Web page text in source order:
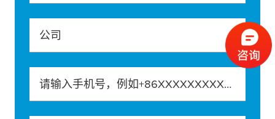
公司
请输入手机号，例如+86XXXXXXXXXXX